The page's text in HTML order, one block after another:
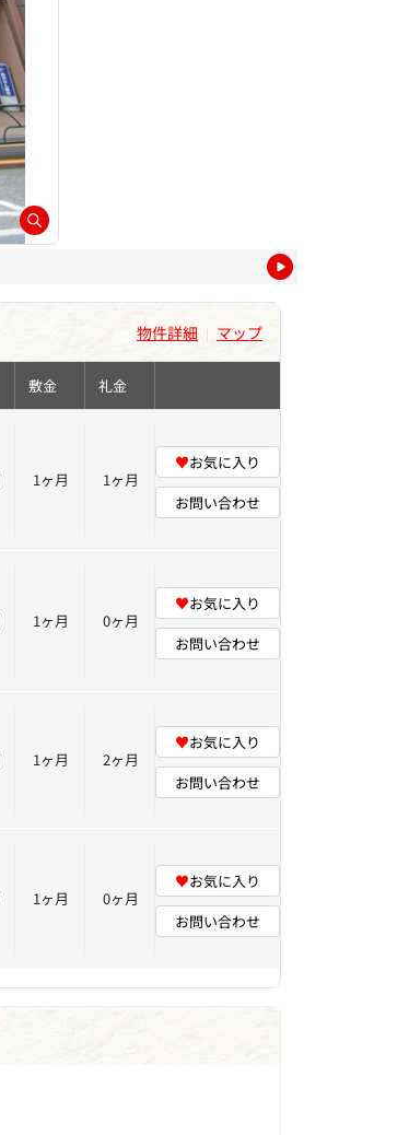
物件詳細 | マップ
敷金 礼金
1ヶ月 1ヶ月
♥お気に入り
お問い合わせ
1ヶ月 0ヶ月
♥お気に入り
お問い合わせ
1ヶ月 2ヶ月
♥お気に入り
お問い合わせ
1ヶ月 0ヶ月
♥お気に入り
お問い合わせ